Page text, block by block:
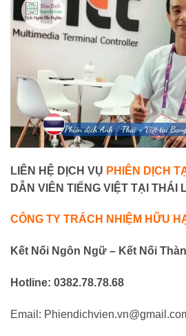
LIÊN HỆ DỊCH VỤ PHIÊN DỊCH T
DẪN VIÊN TIẾNG VIỆT TẠI THÁI
CÔNG TY TRÁCH NHIỆM HỮU
Kết Nối Ngôn Ngữ – Kết Nối
Hotline: 0382.78.78.68
Email: